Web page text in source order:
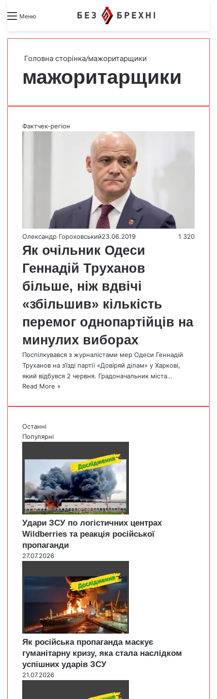
Меню Search forSwitch skin
Головна сторінка/мажоритарщики
мажоритарщики
Фактчек-регіон
Олександр Гороховський23.06.2019 1 320
Як очільник Одеси
Геннадій Труханов
більше, ніж вдвічі
«збільшив» кількість
перемог однопартійців на
минулих виборах
Поспілкувався з журналістами мер Одеси Геннадій
Труханов на з’їзді партії «Довіряй ділам» у Харкові,
який відбувся 2 червня. Градоначальник міста…
Read More »
Останні
Популярні
Удари ЗСУ по логістичних центрах
Wildberries та реакція російської
пропаганди
27.07.2026
Як російська пропаганда маскує
гуманітарну кризу, яка стала наслідком
успішних ударів ЗСУ
21.07.2026